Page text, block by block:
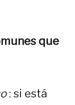
que
: si está